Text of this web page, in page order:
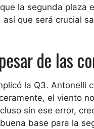
la segunda plaza
que será crucial
de las
la Q3. Antonelli
el viento
sin ese error,
base para la